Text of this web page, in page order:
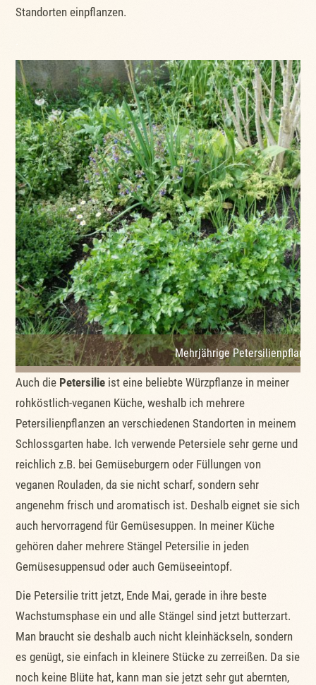
Standorten einpflanzen.
Mehrjährige Petersilienpflanze
Auch die Petersilie ist eine beliebte Würzpflanze in meiner
rohköstlich-veganen Küche, weshalb ich mehrere
Petersilienpflanzen an verschiedenen Standorten in meinem
Schlossgarten habe. Ich verwende Petersiele sehr gerne und
reichlich z.B. bei Gemüseburgern oder Füllungen von
veganen Rouladen, da sie nicht scharf, sondern sehr
angenehm frisch und aromatisch ist. Deshalb eignet sie sich
auch hervorragend für Gemüsesuppen. In meiner Küche
gehören daher mehrere Stängel Petersilie in jeden
Gemüsesuppensud oder auch Gemüseeintopf.
Die Petersilie tritt jetzt, Ende Mai, gerade in ihre beste
Wachstumsphase ein und alle Stängel sind jetzt butterzart.
Man braucht sie deshalb auch nicht kleinhäckseln, sondern
es genügt, sie einfach in kleinere Stücke zu zerreißen. Da sie
noch keine Blüte hat, kann man sie jetzt sehr gut abernten,